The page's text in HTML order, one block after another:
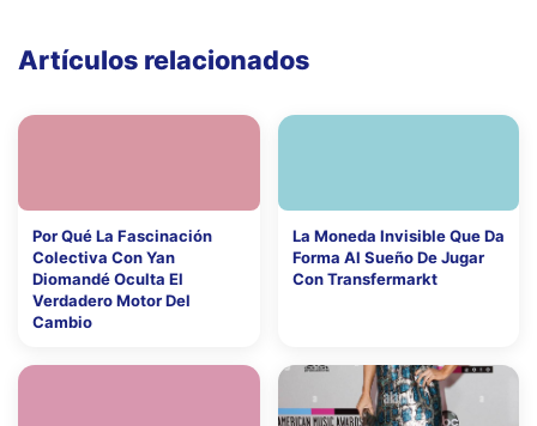
Artículos relacionados
Por Qué La Fascinación
Colectiva Con Yan
Diomandé Oculta El
Verdadero Motor Del
Cambio
La Moneda Invisible Que Da
Forma Al Sueño De Jugar
Con Transfermarkt